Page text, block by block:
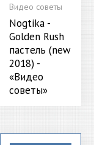
Видео советы
Nogtika -
Golden Rush
пастель (new
2018) -
«Видео
советы»